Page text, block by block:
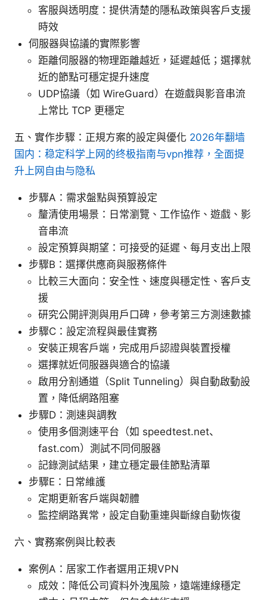
客服與透明度：提供清楚的隱私政策與客戶支援
時效
伺服器與協議的實際影響
距離伺服器的物理距離越近，延遲越低；選擇就
近的節點可穩定提升速度
UDP協議（如 WireGuard）在遊戲與影音串流
上常比 TCP 更穩定
五、實作步驟：正規方案的設定與優化 2026年翻墙
国内：稳定科学上网的终极指南与vpn推荐，全面提
升上网自由与隐私
步驟A：需求盤點與預算設定
釐清使用場景：日常瀏覽、工作協作、遊戲、影
音串流
設定預算與期望：可接受的延遲、每月支出上限
步驟B：選擇供應商與服務條件
比較三大面向：安全性、速度與穩定性、客戶支
援
研究公開評測與用戶口碑，參考第三方測速數據
步驟C：設定流程與最佳實務
安裝正規客戶端，完成用戶認證與裝置授權
選擇就近伺服器與適合的協議
啟用分割通道（Split Tunneling）與自動啟動設
置，降低網路阻塞
步驟D：測速與調教
使用多個測速平台（如 speedtest.net、
fast.com）測試不同伺服器
記錄測試結果，建立穩定最佳節點清單
步驟E：日常維護
定期更新客戶端與韌體
監控網路異常，設定自動重連與斷線自動恢復
六、實務案例與比較表
案例A：居家工作者選用正規VPN
成效：降低公司資料外洩風險，遠端連線穩定